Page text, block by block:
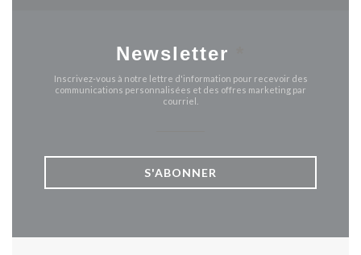
Newsletter
Inscrivez-vous à notre lettre d'information pour recevoir des
communications personnalisées et des offres marketing par
courriel.
S'ABONNER